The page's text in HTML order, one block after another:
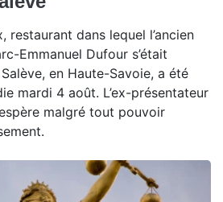
restaurant dans lequel l’ancien
Emmanuel Dufour s’était
en Haute-Savoie, a été
mardi 4 août. L’ex-présentateur
malgré tout pouvoir